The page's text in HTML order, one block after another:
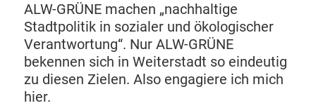
ALW-GRÜNE machen „nachhaltige
Stadtpolitik in sozialer und ökologischer
Verantwortung“. Nur ALW-GRÜNE
bekennen sich in Weiterstadt so eindeutig
zu diesen Zielen. Also engagiere ich mich
hier.